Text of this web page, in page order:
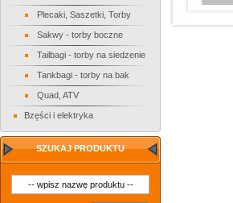
Plecaki, Saszetki, Torby
Sakwy - torby boczne
Tailbagi - torby na siedzenie
Tankbagi - torby na bak
Quad, ATV
Bzęści i elektryka
SZUKAJ PRODUKTU